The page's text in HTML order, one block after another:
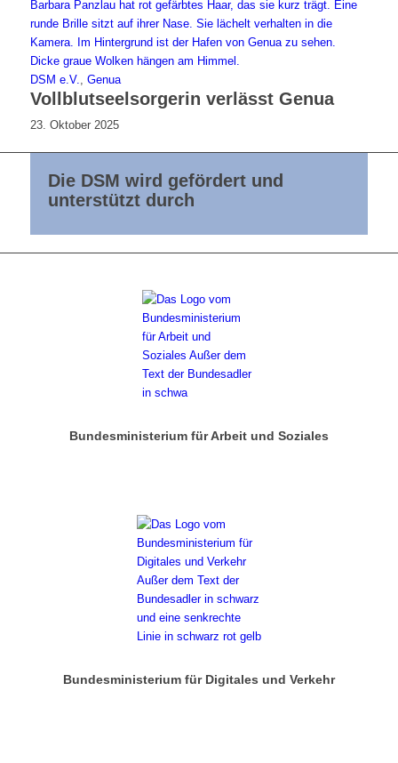
DSM e.V., Genua
Vollblutseelsorgerin verlässt Genua
23. Oktober 2025
Die DSM wird gefördert und
unterstützt durch
Bundesministerium für Arbeit und Soziales
Bundesministerium für Digitales und Verkehr